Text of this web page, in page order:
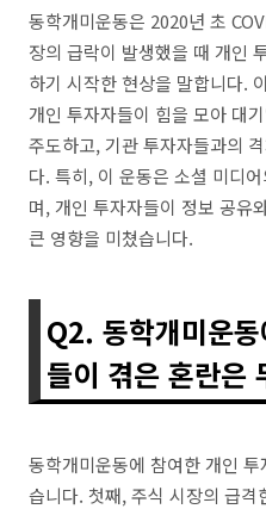
동학개미운동은 2020년 초
장의 급락이 발생했을 때 개인
하기 시작한 현상을 말합니다.
개인 투자자들이 힘을 모아 대
주도하고, 기관 투자자들과의
다. 특히, 이 운동은 소셜 미디
며, 개인 투자자들이 정보 공유
큰 영향을 미쳤습니다.
Q2. 동학개미운
들이 겪은 혼란은
동학개미운동에 참여한 개인
습니다. 첫째, 주식 시장의 급